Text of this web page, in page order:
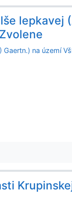
lepkavej
na území